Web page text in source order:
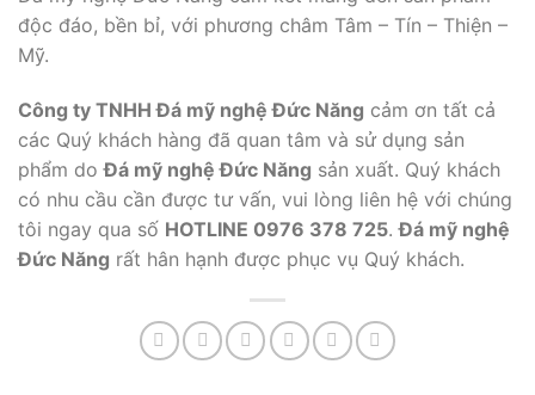
độc đáo, bền bỉ, với phương châm Tâm – Tín – Thiện –
Mỹ.
Công ty TNHH Đá mỹ nghệ Đức Năng cảm ơn tất cả
các Quý khách hàng đã quan tâm và sử dụng sản
phẩm doĐá mỹ nghệ Đức Năng sản xuất. Quý khách
có nhu cầu cần được tư vấn, vui lòng liên hệ với chúng
tôi ngay qua số HOTLINE 0976 378 725.Đá mỹ nghệ
Đức Năng rất hân hạnh được phục vụ Quý khách.